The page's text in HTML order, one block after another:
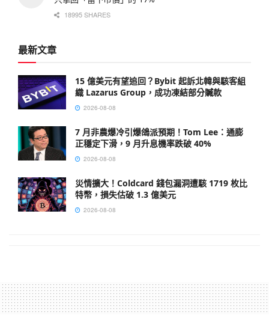
18995 SHARES
最新文章
15 億美元有望追回？Bybit 起訴北韓與駭客組
織 Lazarus Group，成功凍結部分贓款
2026-08-08
7 月非農爆冷引爆鴿派預期！Tom Lee：通膨
正穩定下滑，9 月升息機率跌破 40%
2026-08-08
災情擴大！Coldcard 錢包漏洞遭駭 1719 枚比
特幣，損失估破 1.3 億美元
2026-08-08